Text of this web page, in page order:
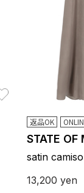
返品OK
STATE OF
satin
13,200 yen